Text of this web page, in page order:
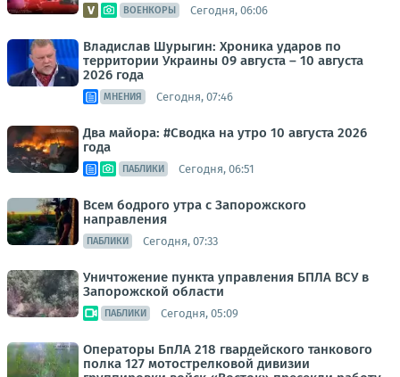
ВОЕНКОРЫ Сегодня, 06:06
Владислав Шурыгин: Хроника ударов по
территории Украины 09 августа – 10 августа
2026 года
МНЕНИЯ Сегодня, 07:46
Два майора: #Сводка на утро 10 августа 2026
года
ПАБЛИКИ Сегодня, 06:51
Всем бодрого утра с Запорожского
направления
ПАБЛИКИ Сегодня, 07:33
Уничтожение пункта управления БПЛА ВСУ в
Запорожской области
ПАБЛИКИ Сегодня, 05:09
Операторы БпЛА 218 гвардейского танкового
полка 127 мотострелковой дивизии